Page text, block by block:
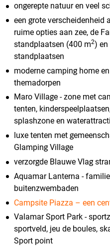
ongerepte natuur en veel
een grote verscheidenheid
ruime opties aan zee, de
standplaatsen (400 m2) en
standplaatsen
moderne camping home
themadorpen
Maro Village - zone met
tenten,
splashzone en
luxe tenten met
Glamping Village
verzorgde Blauwe Vlag
Aquamar Lanterna -
buitenzwembaden
Campsite Piazza – een
Valamar Sport Park -
sportveld, jeu de boules,
Sport point